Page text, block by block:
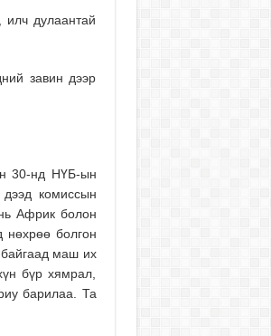
дулаантай
завин дээр
30-нд НҮБ-ын
комиссын
Африк болон
нөхрөө болгон
байгаад маш их
бүр хямрал,
барилаа. Та